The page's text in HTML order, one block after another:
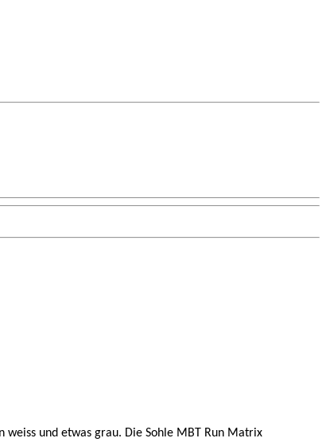
und etwas grau. Die Sohle MBT Run Matrix